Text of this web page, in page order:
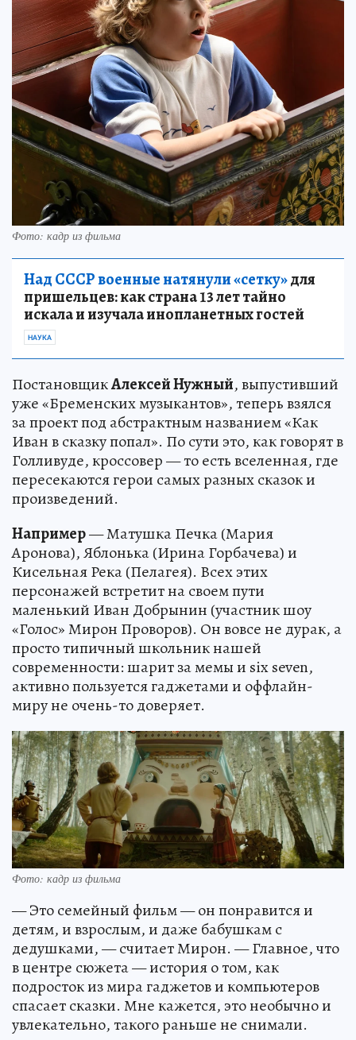
Фото: кадр из фильма
Над СССР военные натянули «сетку»для
пришельцев: как страна 13 лет тайно
искала и изучала инопланетных гостей
НАУКА
ПостановщикАлексей Нужный, выпустивший
уже «Бременских музыкантов», теперь взялся
за проект под абстрактным названием «Как
Иван в сказку попал». По сути это, как говорят в
Голливуде, кроссовер — то есть вселенная, где
пересекаются герои самых разных сказок и
произведений.
Например— Матушка Печка (Мария
Аронова), Яблонька (Ирина Горбачева) и
Кисельная Река (Пелагея). Всех этих
персонажей встретит на своем пути
маленький Иван Добрынин (участник шоу
«Голос» Мирон Проворов). Он вовсе не дурак, а
просто типичный школьник нашей
современности: шарит за мемы и six seven,
активно пользуется гаджетами и оффлайн-
миру не очень-то доверяет.
Фото: кадр из фильма
— Это семейный фильм — он понравится и
детям, и взрослым, и даже бабушкам с
дедушками, — считает Мирон. — Главное, что
в центре сюжета — история о том, как
подросток из мира гаджетов и компьютеров
спасает сказки. Мне кажется, это необычно и
увлекательно, такого раньше не снимали.